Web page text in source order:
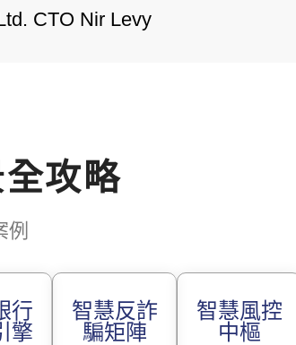
CTO Nir ​​Levy
攻略
例
行
擎
智慧反詐
騙矩陣
智慧風控
中樞